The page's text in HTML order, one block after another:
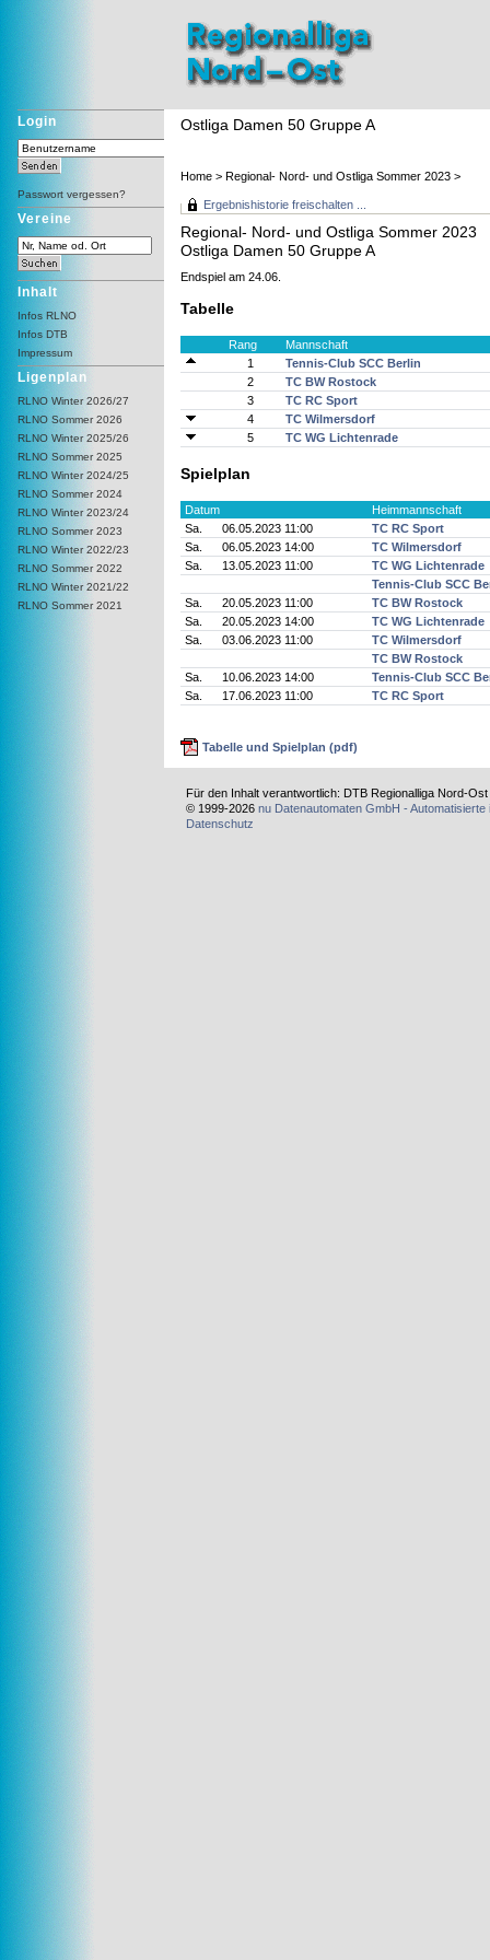
Ostliga Damen 50 Gruppe A
Home > Regional- Nord- und Ostliga Sommer 2023 >
Login
Passwort vergessen?
Vereine
Inhalt
Infos RLNO
Infos DTB
Impressum
Ligenplan
RLNO Winter 2026/27
RLNO Sommer 2026
RLNO Winter 2025/26
RLNO Sommer 2025
RLNO Winter 2024/25
RLNO Sommer 2024
RLNO Winter 2023/24
RLNO Sommer 2023
RLNO Winter 2022/23
RLNO Sommer 2022
RLNO Winter 2021/22
RLNO Sommer 2021
Ergebnishistorie freischalten ...
Regional- Nord- und Ostliga Sommer 2023
Ostliga Damen 50 Gruppe A
Endspiel am 24.06.
Tabelle
Rang
Mannschaft
1
Tennis-Club SCC Berlin
2
TC BW Rostock
3
TC RC Sport
4
TC Wilmersdorf
5
TC WG Lichtenrade
Spielplan
Datum
Heimmannschaft
Sa.
06.05.2023 11:00
TC RC Sport
Sa.
06.05.2023 14:00
TC Wilmersdorf
Sa.
13.05.2023 11:00
TC WG Lichtenrade
Tennis-Club SCC
Sa.
20.05.2023 11:00
TC BW Rostock
Sa.
20.05.2023 14:00
TC WG Lichtenrade
Sa.
03.06.2023 11:00
TC Wilmersdorf
TC BW Rostock
Sa.
10.06.2023 14:00
Tennis-Club SCC
Sa.
17.06.2023 11:00 TC RC Sport
Tabelle und Spielplan (pdf)
Für den Inhalt verantwortlich: DTB Regionalliga Nord-
© 1999-2026 nu Datenautomaten GmbH -
Datenschutz